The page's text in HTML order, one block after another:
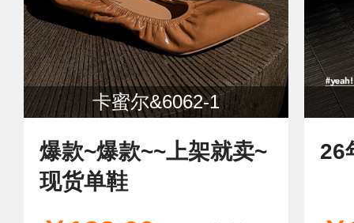
卡蜜尔&6062-1
爆款~爆款~~上架就卖~
现货单鞋
26